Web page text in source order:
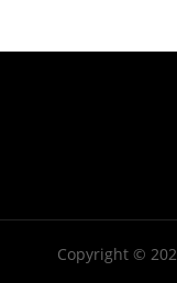
Copyright ©